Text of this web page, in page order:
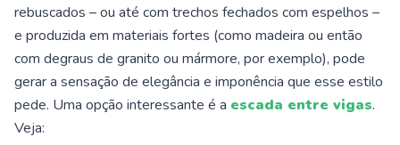
rebuscados – ou até com trechos fechados com espelhos –
e produzida em materiais fortes (como madeira ou então
com degraus de granito ou mármore, por exemplo), pode
gerar a sensação de elegância e imponência que esse estilo
pede. Uma opção interessante é a escada entre vigas.
Veja: